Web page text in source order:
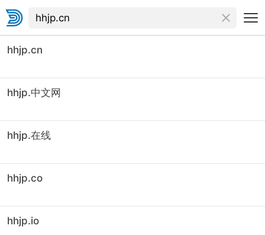
hhjp.cn
hhjp.中文网
hhjp.在线
hhjp.co
hhjp.io